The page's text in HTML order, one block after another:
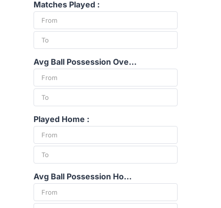
Matches Played :
Avg Ball Possession Overall :
Played Home :
Avg Ball Possession Home :